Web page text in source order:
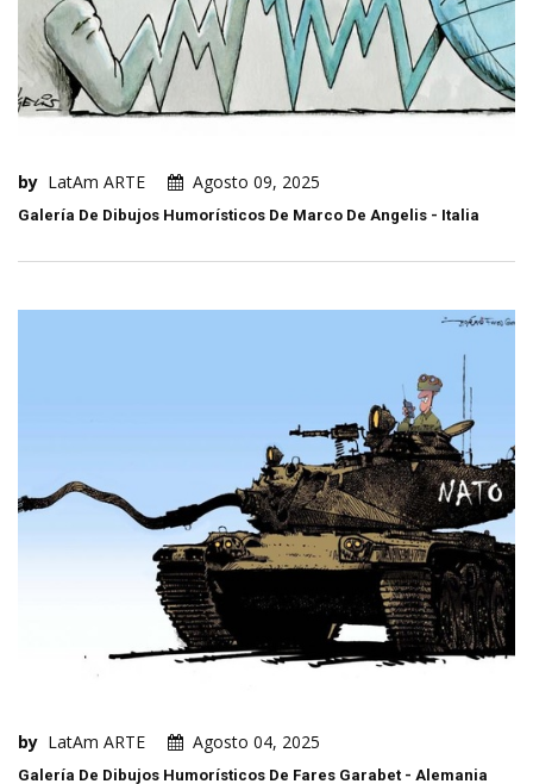
by LatAm ARTE Agosto 09, 2025
Galería De Dibujos Humorísticos De Marco De Angelis - Italia
by LatAm ARTE Agosto 04, 2025
Galería De Dibujos Humorísticos De Fares Garabet - Alemania